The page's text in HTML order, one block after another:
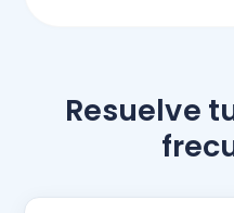
Resuelve